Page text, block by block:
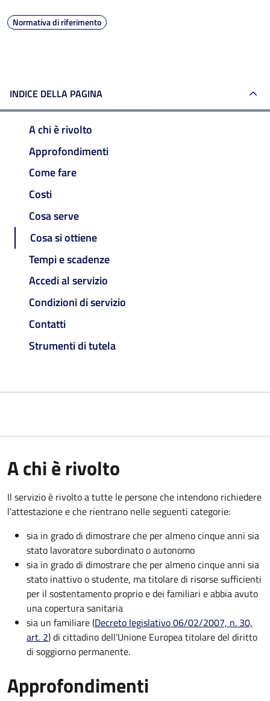
Normativa di riferimento
INDICE DELLA PAGINA
A chi è rivolto
Approfondimenti
Come fare
Costi
Cosa serve
Cosa si ottiene
Tempi e scadenze
Accedi al servizio
Condizioni di servizio
Contatti
Strumenti di tutela
A chi è rivolto
Il servizio è rivolto a tutte le persone che intendono richiedere
l’attestazione e che rientrano nelle seguenti categorie:
sia in grado di dimostrare che per almeno cinque anni sia
stato lavoratore subordinato o autonomo
sia in grado di dimostrare che per almeno cinque anni sia
stato inattivo o studente, ma titolare di risorse sufficienti
per il sostentamento proprio e dei familiari e abbia avuto
una copertura sanitaria
sia un familiare (Decreto legislativo 06/02/2007, n. 30,
art. 2) di cittadino dell'Unione Europea titolare del diritto
di soggiorno permanente.
Approfondimenti